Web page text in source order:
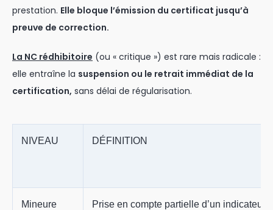
prestation. Elle bloque l’émission du certificat jusqu’à
preuve de correction.
La NC rédhibitoire (ou « critique ») est rare mais radicale :
elle entraîne la suspension ou le retrait immédiat de la
certification, sans délai de régularisation.
NIVEAU DÉFINITION
Mineure
Prise en compte partielle d’un indicateur,